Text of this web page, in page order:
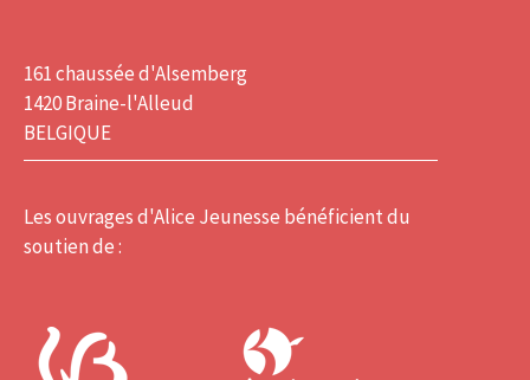
161 chaussée d'Alsemberg
1420 Braine-l'Alleud
BELGIQUE
Les ouvrages d'Alice Jeunesse bénéficient du
soutien de :